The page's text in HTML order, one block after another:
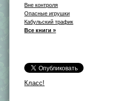
Вне контроля
Опасные игрушки
Кабульский трафик
Все книги »
Класс!